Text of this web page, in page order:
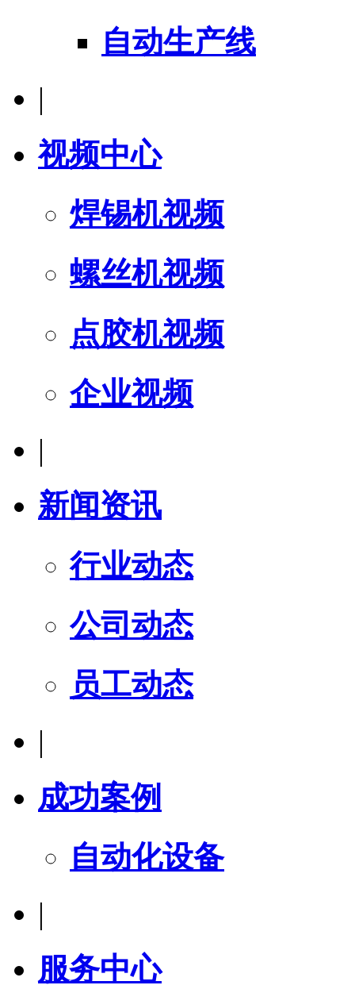
自动生产线
|
视频中心
焊锡机视频
螺丝机视频
点胶机视频
企业视频
|
新闻资讯
行业动态
公司动态
员工动态
|
成功案例
自动化设备
|
服务中心